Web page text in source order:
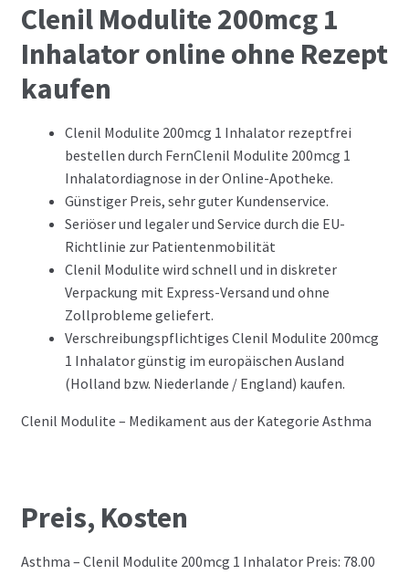
Clenil Modulite 200mcg 1
Inhalator online ohne Rezept
kaufen
Clenil Modulite 200mcg 1 Inhalator rezeptfrei
bestellen durch FernClenil Modulite 200mcg 1
Inhalatordiagnose in der Online-Apotheke.
Günstiger Preis, sehr guter Kundenservice.
Seriöser und legaler und Service durch die EU-
Richtlinie zur Patientenmobilität
Clenil Modulite wird schnell und in diskreter
Verpackung mit Express-Versand und ohne
Zollprobleme geliefert.
Verschreibungspflichtiges Clenil Modulite 200mcg
1 Inhalator günstig im europäischen Ausland
(Holland bzw. Niederlande / England) kaufen.
Clenil Modulite – Medikament aus der Kategorie Asthma
Preis, Kosten
Asthma – Clenil Modulite 200mcg 1 Inhalator Preis: 78.00